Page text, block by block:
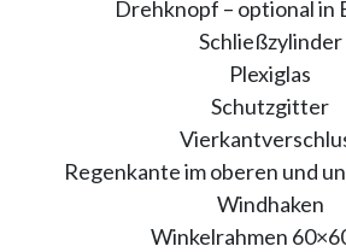
Drehknopf – optional in
Schließzylinder
Plexiglas
Schutzgitter
Regenkante im oberen und
Windhaken
Winkelrahmen